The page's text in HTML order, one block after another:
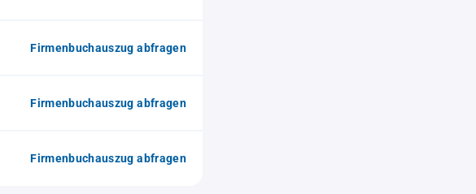
Firmenbuchauszug abfragen
Firmenbuchauszug abfragen
Firmenbuchauszug abfragen